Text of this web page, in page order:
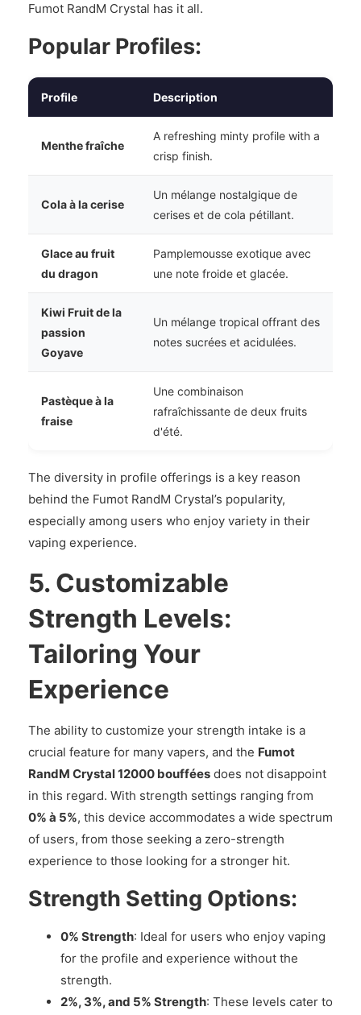
Fumot RandM Crystal has it all.
Popular Profiles:
Profile Description
Menthe fraîche
A refreshing minty profile with a
crisp finish.
Cola à la cerise
Un mélange nostalgique de
cerises et de cola pétillant.
Glace au fruit
du dragon
Pamplemousse exotique avec
une note froide et glacée.
Kiwi Fruit de la
passion
Goyave
Un mélange tropical offrant des
notes sucrées et acidulées.
Pastèque à la
fraise
Une combinaison
rafraîchissante de deux fruits
d'été.
The diversity in profile offerings is a key reason
behind the Fumot RandM Crystal’s popularity,
especially among users who enjoy variety in their
vaping experience.
5. Customizable
Strength Levels:
Tailoring Your
Experience
The ability to customize your strength intake is a
crucial feature for many vapers, and the Fumot
RandM Crystal 12000 bouffées does not disappoint
in this regard. With strength settings ranging from
0% à 5%, this device accommodates a wide spectrum
of users, from those seeking a zero-strength
experience to those looking for a stronger hit.
Strength Setting Options:
0% Strength: Ideal for users who enjoy vaping
for the profile and experience without the
strength.
2%, 3%, and 5% Strength: These levels cater to